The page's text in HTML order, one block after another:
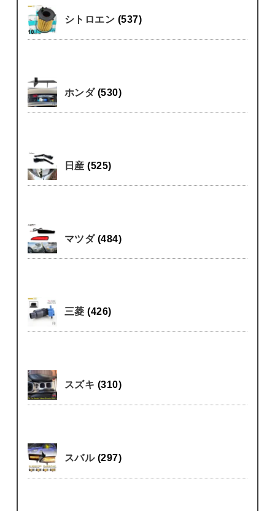
シトロエン (537)
ホンダ (530)
日産(525)
マツダ (484)
三菱(426)
スズキ (310)
スバル (297)